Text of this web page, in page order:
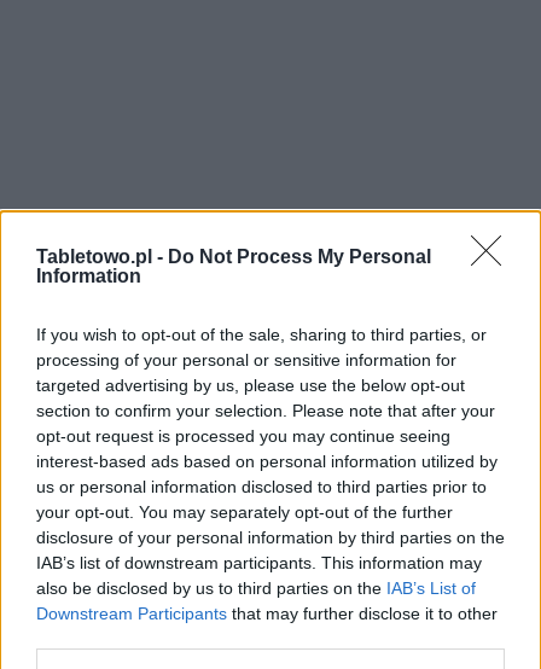
Tabletowo.pl - Do Not Process My Personal
Information
If you wish to opt-out of the sale, sharing to third parties, or
processing of your personal or sensitive information for
targeted advertising by us, please use the below opt-out
section to confirm your selection. Please note that after your
opt-out request is processed you may continue seeing
interest-based ads based on personal information utilized by
us or personal information disclosed to third parties prior to
your opt-out. You may separately opt-out of the further
disclosure of your personal information by third parties on the
IAB’s list of downstream participants. This information may
also be disclosed by us to third parties on the IAB’s List of
Downstream Participants that may further disclose it to other